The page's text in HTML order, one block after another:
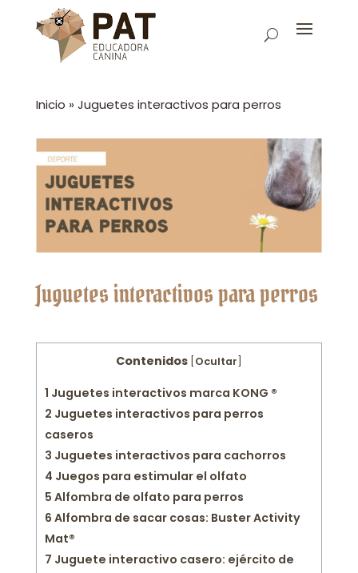
Inicio » Juguetes interactivos para perros
Juguetes interactivos para perros
Contenidos Ocultar
1 Juguetes interactivos marca KONG ®
2 Juguetes interactivos para perros
caseros
3 Juguetes interactivos para cachorros
4 Juegos para estimular el olfato
5 Alfombra de olfato para perros
6 Alfombra de sacar cosas: Buster Activity
Mat®
7 Juguete interactivo casero: ejército de